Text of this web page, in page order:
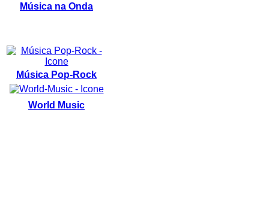
Música na Onda
Música Pop-Rock
World Music